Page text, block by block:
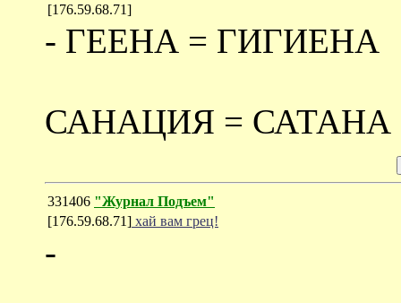
[176.59.68.71]
- ГЕЕНА = ГИГИЕНА
САНАЦИЯ = САТАНА
331406 "Журнал Подъем"
[176.59.68.71] хай вам грец!
-